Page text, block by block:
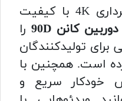
قابلیت فیلم برداری 4K با کیفیت
دوربین کانن 90D
را
برای تولیدکنندگان
است. همچنین با
خودکار سریع و